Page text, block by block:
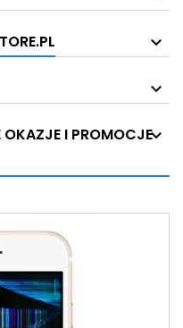
I PROMOCJE